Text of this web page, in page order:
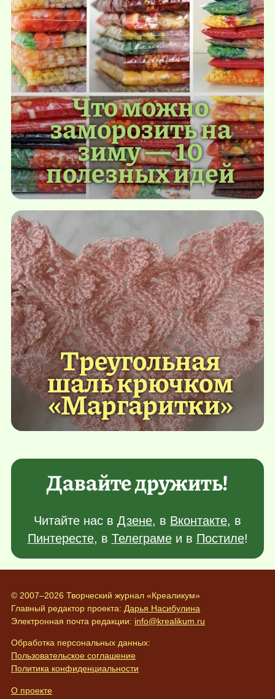
Что можно
заморозить на
зиму — 10
полезных идей
Треугольная
шаль крючком
«Маргаритки»
Давайте дружить!
Читайте нас в Дзене, в Вконтакте, в
Пинтересте, в Телеграмеи в Постиле!
© 2007–2026 Творческий журнал «Креаликум»
Главный редактор проекта: Дарья Насибулина
Электронная почта редакции: info@krealikum.ru
Обработка персональных данных:
Пользовательское соглашение
Политика конфиденциальности
О проекте